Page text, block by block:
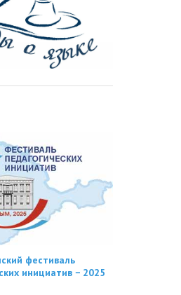
фестиваль
инициатив − 2025